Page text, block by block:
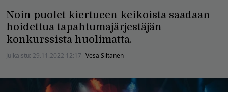
Noin puolet kiertueen keikoista saadaan
hoidettua tapahtumajärjestäjän
konkurssista huolimatta.
Julkaistu: 29.11.2022 12:17 Vesa Siltanen